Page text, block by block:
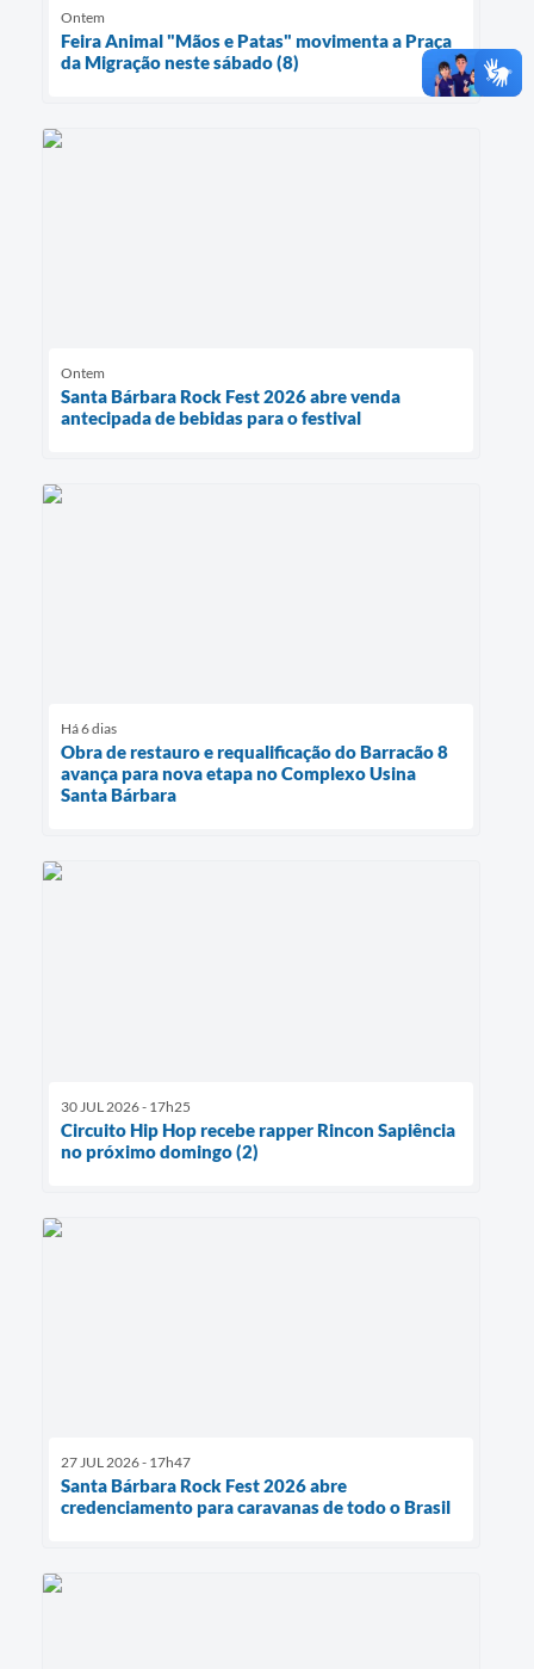
Ontem
Feira Animal "Mãos e Patas" movimenta a Praça
da Migração neste sábado (8)
Ontem
Santa Bárbara Rock Fest 2026 abre venda
antecipada de bebidas para o festival
Há 6 dias
Obra de restauro e requalificação do Barracão 8
avança para nova etapa no Complexo Usina
Santa Bárbara
30 JUL 2026 - 17h25
Circuito Hip Hop recebe rapper Rincon Sapiência
no próximo domingo (2)
27 JUL 2026 - 17h47
Santa Bárbara Rock Fest 2026 abre
credenciamento para caravanas de todo o Brasil